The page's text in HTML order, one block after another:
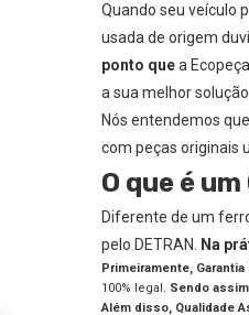
Quando seu veículo
usada de origem
ponto quea
a sua melhor solução.
Nós entendemos
com peças originais
O que é
Diferente de um
pelo DETRAN.
Na
Primeiramente,
100% legal. Sendo assim
Além disso, Qualidade